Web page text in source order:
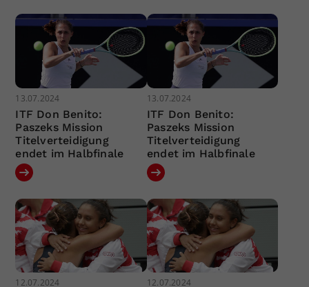
13.07.2024
ITF Don Benito:
Paszeks Mission
Titelverteidigung
endet im Halbfinale
13.07.2024
ITF Don Benito:
Paszeks Mission
Titelverteidigung
endet im Halbfinale
12.07.2024 12.07.2024